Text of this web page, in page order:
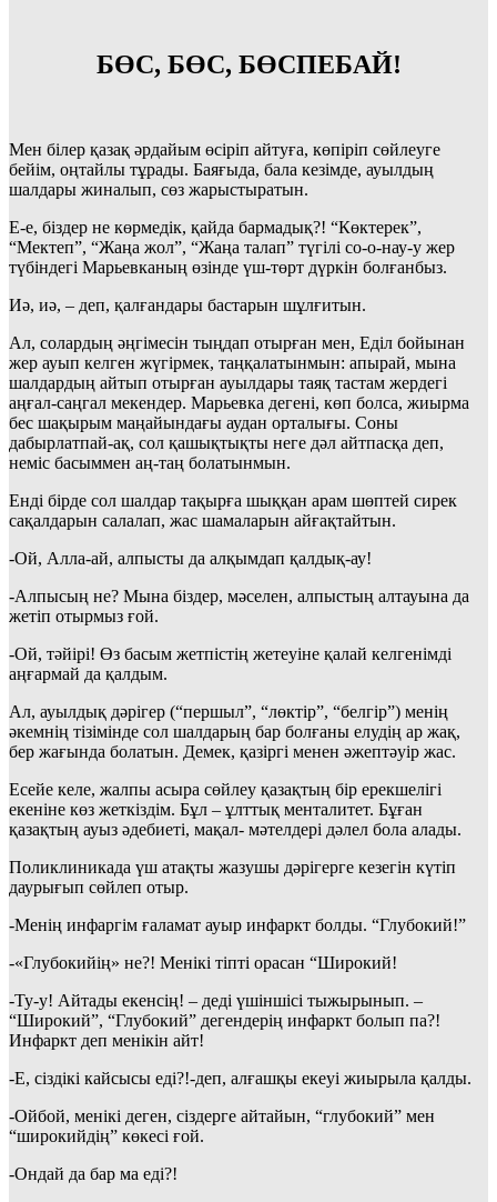
БӨС, БӨС, БӨСПЕБАЙ!
Мен білер қазақ әрдайым өсіріп айтуға, көпіріп сөйлеуге
бейім, оңтайлы тұрады. Баяғыда, бала кезімде, ауылдың
шалдары жиналып, сөз жарыстыратын.
Е-е, біздер не көрмедік, қайда бармадық?! “Көктерек”,
“Мектеп”, “Жаңа жол”, “Жаңа талап” түгілі со-о-нау-у жер
түбіндегі Марьевканың өзінде үш-төрт дүркін болғанбыз.
Иә, иә, – деп, қалғандары бастарын шұлғитын.
Ал, солардың әңгімесін тыңдап отырған мен, Еділ бойынан
жер ауып келген жүгірмек, таңқалатынмын: апырай, мына
шалдардың айтып отырған ауылдары таяқ тастам жердегі
аңғал-саңгал мекендер. Марьевка дегені, көп болса, жиырма
бес шақырым маңайындағы аудан орталығы. Соны
дабырлатпай-ақ, сол қашықтықты неге дәл айтпасқа деп,
неміс басыммен аң-таң болатынмын.
Енді бірде сол шалдар тақырға шыққан арам шөптей сирек
сақалдарын салалап, жас шамаларын айғақтайтын.
-Ой, Алла-ай, алпысты да алқымдап қалдық-ау!
-Алпысың не? Мына біздер, мәселен, алпыстың алтауына да
жетіп отырмыз ғой.
-Ой, тәйірі! Өз басым жетпістің жетеуіне қалай келгенімді
аңғармай да қалдым.
Ал, ауылдық дәрігер (“першыл”, “лөктір”, “белгір”) менің
әкемнің тізімінде сол шалдарың бар болғаны елудің ар жақ,
бер жағында болатын. Демек, қазіргі менен әжептәуір жас.
Есейе келе, жалпы асыра сөйлеу қазақтың бір ерекшелігі
екеніне көз жеткіздім. Бұл – ұлттық менталитет. Бұған
қазақтың ауыз әдебиеті, мақал- мәтелдері дәлел бола алады.
Поликлиникада үш атақты жазушы дәрігерге кезегін күтіп
даурығып сөйлеп отыр.
-Менің инфаргім ғаламат ауыр инфаркт болды. “Глубокий!”
-«Глубокийің» не?! Менікі тіпті орасан “Широкий!
-Ту-у! Айтады екенсің! – деді үшіншісі тыжырынып. –
“Широкий”, “Глубокий” дегендерің инфаркт болып па?!
Инфаркт деп менікін айт!
-Е, сіздікі кайсысы еді?!-деп, алғашқы екеуі жиырыла қалды.
-Ойбой, менікі деген, сіздерге айтайын, “глубокий” мен
“широкийдің” көкесі ғой.
-Ондай да бар ма еді?!